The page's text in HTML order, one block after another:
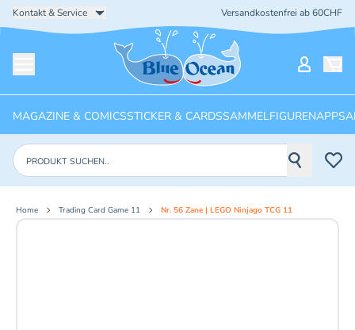
Kontakt & Service Versandkostenfrei ab 60CHF
Startseite
MAGAZINE & COMICSSTICKER & CARDSSAMMELFIGURENAPPS
Produkte suchen
Home Trading Card Game 11 Nr. 56 Zane | LEGO Ninjago TCG 11